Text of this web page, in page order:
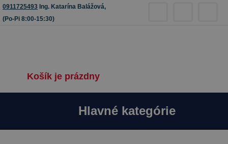
0911725493 Ing. Katarína Balážová,
(Po-Pi 8:00-15:30)
Košík je prázdny
Hlavné kategórie